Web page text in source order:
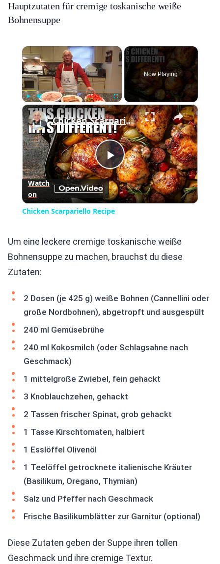
Hauptzutaten für cremige toskanische weiße
Bohnensuppe
×
Play Unmute Fullscreen
Now Playing
×
Play
Video
Chicken Scarpariello Recipe
Watch
on
Chicken Scarpariello Recipe
Um eine leckere cremige toskanische weiße
Bohnensuppe zu machen, brauchst du diese
Zutaten:
2 Dosen (je 425 g) weiße Bohnen (Cannellini oder
große Nordbohnen), abgetropft und ausgespült
240 ml Gemüsebrühe
240 ml Kokosmilch (oder Schlagsahne nach
Geschmack)
1 mittelgroße Zwiebel, fein gehackt
3 Knoblauchzehen, gehackt
2 Tassen frischer Spinat, grob gehackt
1 Tasse Kirschtomaten, halbiert
1 Esslöffel Olivenöl
1 Teelöffel getrocknete italienische Kräuter
(Basilikum, Oregano, Thymian)
Salz und Pfeffer nach Geschmack
Frische Basilikumblätter zur Garnitur (optional)
Diese Zutaten geben der Suppe ihren tollen
Geschmack und ihre cremige Textur.